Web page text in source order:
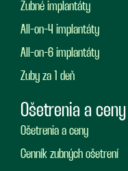
Zubné implantáty
All-on-4 implantáty
All-on-6 implantáty
Zuby za 1 deň
Ošetrenia a ceny
Ošetrenia a ceny
Cenník zubných ošetrení